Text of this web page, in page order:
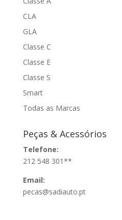
CLA
GLA
Classe C
Classe E
Classe S
Smart
Todas as Marcas
Peças & Acessórios
Telefone:
212 548 301**
Email:
pecas@sadiauto.pt